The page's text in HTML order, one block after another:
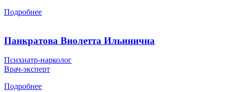
Подробнее
Панкратова Виолетта Ильинична
Психиатр-нарколог
Врач-эксперт
Подробнее